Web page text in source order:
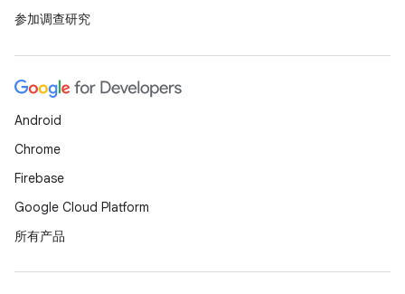
参加调查研究
Android
Chrome
Firebase
Google Cloud Platform
所有产品